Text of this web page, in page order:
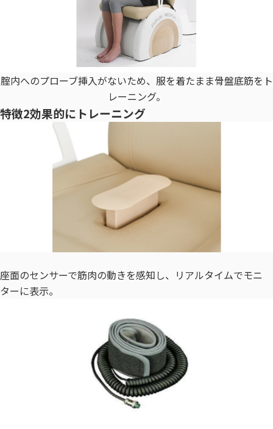
腟内へのプローブ挿入がないため、服を着たまま骨盤底筋をト
レーニング。
特徴2効果的にトレーニング
座面のセンサーで筋肉の動きを感知し、リアルタイムでモニ
ターに表示。